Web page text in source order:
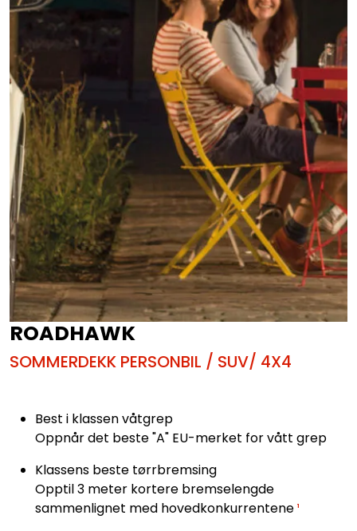
ROADHAWK
SOMMERDEKK PERSONBIL / SUV/ 4X4
Best i klassen våtgrep
Oppnår det beste "A" EU-merket for vått grep
Klassens beste tørrbremsing
Opptil 3 meter kortere bremselengde
sammenlignet med hovedkonkurrentene¹